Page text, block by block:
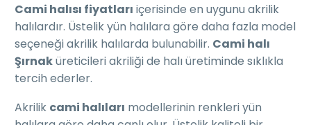
Cami halısı fiyatları içerisinde en uygunu akrilik
halılardır. Üstelik yün halılara göre daha fazla model
seçeneği akrilik halılarda bulunabilir. Cami halı
Şırnaküreticileri akriliği de halı üretiminde sıklıkla
tercih ederler.
Akrilik cami halıları modellerinin renkleri yün